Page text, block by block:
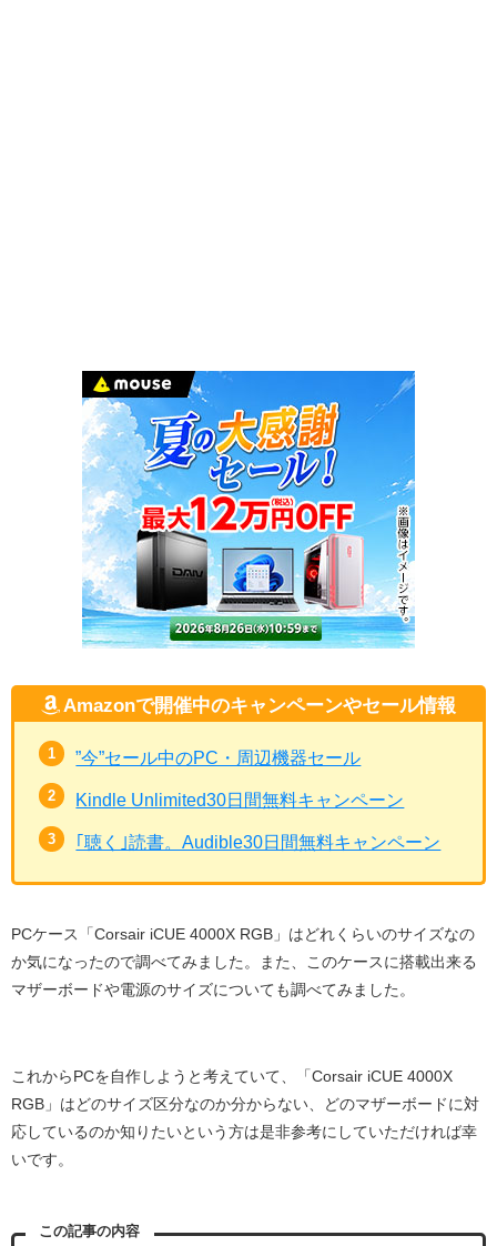
Amazonで開催中のキャンペーンやセール情報
”今”セール中のPC・周辺機器セール
Kindle Unlimited30日間無料キャンペーン
｢聴く｣読書。Audible30日間無料キャンペーン
PCケース「Corsair iCUE 4000X RGB」はどれくらいのサイズなの
か気になったので調べてみました。また、このケースに搭載出来る
マザーボードや電源のサイズについても調べてみました。
これからPCを自作しようと考えていて、「Corsair iCUE 4000X
RGB」はどのサイズ区分なのか分からない、どのマザーボードに対
応しているのか知りたいという方は是非参考にしていただければ幸
いです。
この記事の内容